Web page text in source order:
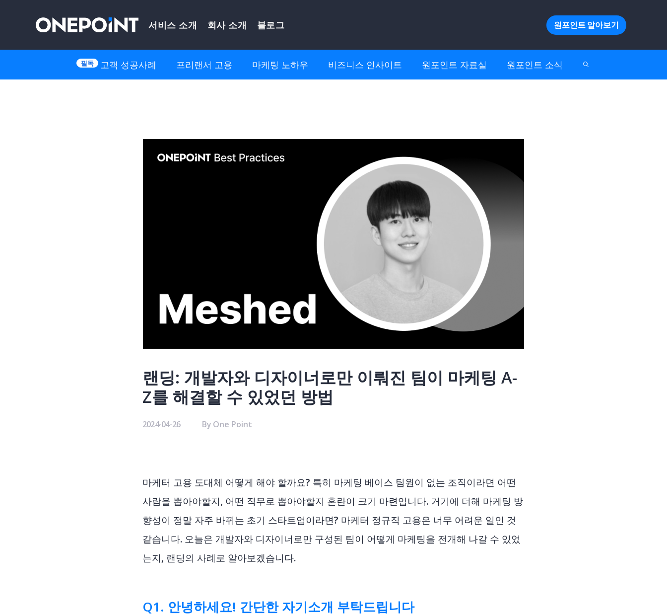
content
서비스 소개 회사 소개 블로그 원포인트 알아보기
고객 성공사례 프리랜서 고용 마케팅 노하우 비즈니스 인사이트 원포인트 자료실 원포인트 소식
랜딩: 개발자와 디자이너로만 이뤄진 팀이 마케팅 A-
Z를 해결할 수 있었던 방법
2024-04-26 By One Point
마케터 고용 도대체 어떻게 해야 할까요? 특히 마케팅 베이스 팀원이 없는 조직이라면 어떤
사람을 뽑아야할지, 어떤 직무로 뽑아야할지 혼란이 크기 마련입니다. 거기에 더해 마케팅 방
향성이 정말 자주 바뀌는 초기 스타트업이라면? 마케터 정규직 고용은 너무 어려운 일인 것
같습니다. 오늘은 개발자와 디자이너로만 구성된 팀이 어떻게 마케팅을 전개해 나갈 수 있었
는지, 랜딩의 사례로 알아보겠습니다.
Q1. 안녕하세요! 간단한 자기소개 부탁드립니다